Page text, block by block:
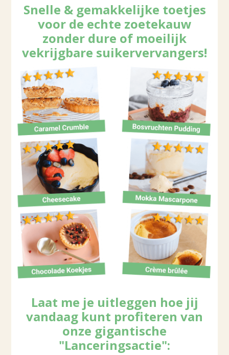
Snelle & gemakkelijke toetjes
voor de echte zoetekauw
zonder dure of moeilijk
vekrijgbare suikervervangers!
Laat me je uitleggen hoe jij
vandaag kunt profiteren van
onze gigantische
"Lanceringsactie":